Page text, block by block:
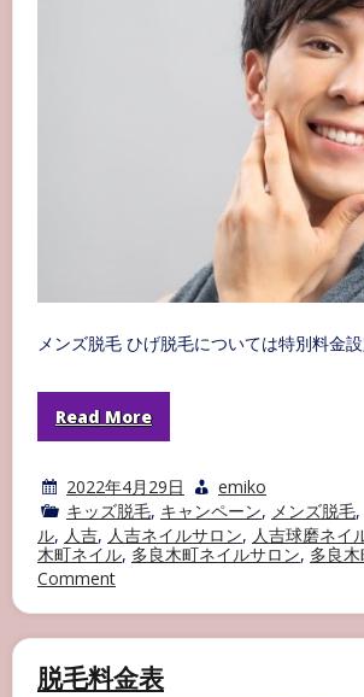
メンズ脱毛 ひげ脱毛については特別料金
Read More
2022年4月29日
emiko
キッズ脱毛, キャンペーン, メンズ脱毛,
ル, 人吉, 人吉ネイルサロン, 人吉球磨ネイ
木町ネイル, 多良木町ネイルサロン, 多良
Commenton
ン
ズ
毛
脱毛料金表